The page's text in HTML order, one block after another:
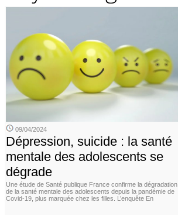
09/04/2024
Dépression, suicide : la santé
mentale des adolescents se
dégrade
Une étude de Santé publique France confirme la dégradation
de la santé mentale des adolescents depuis la pandémie de
Covid-19, plus marquée chez les filles. L’enquête En